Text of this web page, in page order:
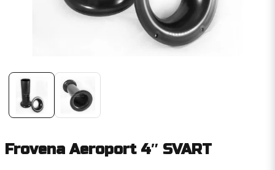
Frovena Aeroport 4″ SVART